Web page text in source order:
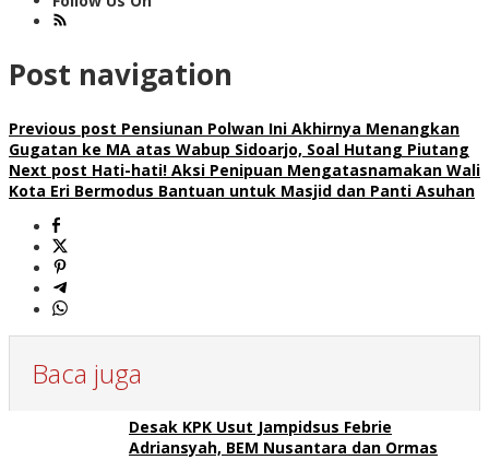
Post navigation
Previous post Pensiunan Polwan Ini Akhirnya Menangkan
Gugatan ke MA atas Wabup Sidoarjo, Soal Hutang Piutang
Next post Hati-hati! Aksi Penipuan Mengatasnamakan Wali
Kota Eri Bermodus Bantuan untuk Masjid dan Panti Asuhan
Baca juga
Desak KPK Usut Jampidsus Febrie
Adriansyah, BEM Nusantara dan Ormas